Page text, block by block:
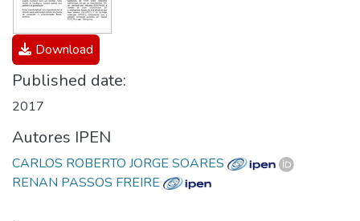
Download
Published date:
2017
Autores IPEN
CARLOS ROBERTO JORGE SOARES
RENAN PASSOS FREIRE